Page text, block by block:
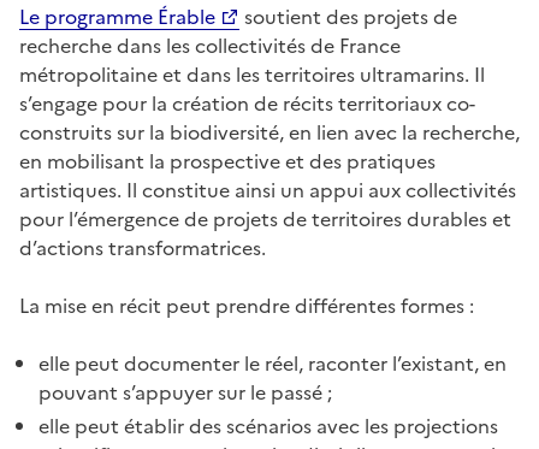
Le programme Érable
soutient des projets de
recherche dans les collectivités de France
métropolitaine et dans les territoires ultramarins. Il
s’engage pour la création de récits territoriaux co-
construits sur la biodiversité, en lien avec la recherche,
en mobilisant la prospective et des pratiques
artistiques. Il constitue ainsi un appui aux collectivités
pour l’émergence de projets de territoires durables et
d’actions transformatrices.
La mise en récit peut prendre différentes formes :
elle peut documenter le réel, raconter l’existant, en
pouvant s’appuyer sur le passé ;
elle peut établir des scénarios avec les projections